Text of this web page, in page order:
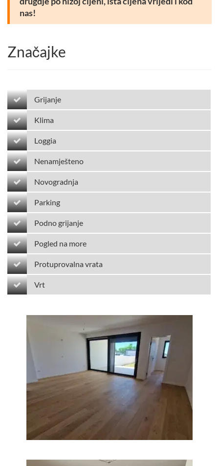
nas!
Značajke
Grijanje
Klima
Loggia
Nenamješteno
Novogradnja
Parking
Podno grijanje
Pogled na more
Protuprovalna vrata
Vrt